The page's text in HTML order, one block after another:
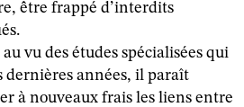
être frappé d’interdits
vu des études spécialisées qui
dernières années, il paraît
à nouveaux frais les liens entre